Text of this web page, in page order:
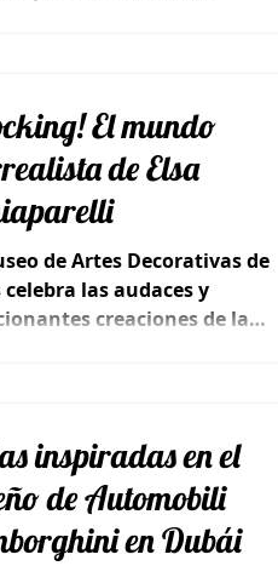
El mundo
de Elsa
de Artes Decorativas de
celebra las audaces y
creaciones de la
inspiradas en el
de Automobili
en Dubái